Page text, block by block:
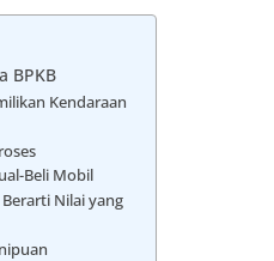
BPKB
Kendaraan
Beli Mobil
Nilai yang